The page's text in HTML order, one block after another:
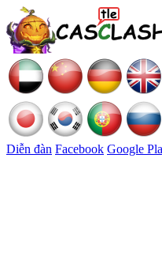
Diễn đàn Facebook Google